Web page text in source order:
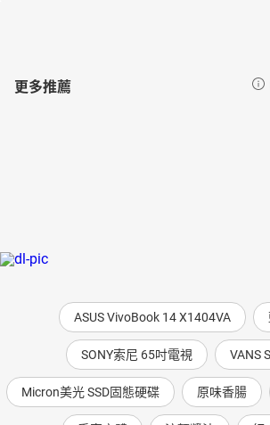
更多推薦
ASUS VivoBook 14 X1404VA
SONY索尼 65吋電視 VANS
Micron美光 SSD固態硬碟 原味香腸